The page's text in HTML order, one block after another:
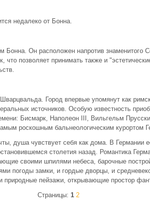
недалеко от Бонна.
Бонна. Он расположен напротив знаменитого
что позволяет принимать также и
Город впервые упомянут как
источников. Особую известность
Бисмарк, Наполеон III, Вильгельм
роскошным бальнеологическим курортом
душа чувствует себя как дома. В Германии
столетия назад. Романтика
своими шпилями небеса, барочные
погоды замки, и гордые дворцы, и
природные пейзажи, открывающие простор
Страницы: 1 2